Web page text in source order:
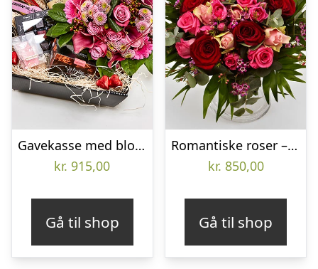
Gavekasse med blomstrende kærlighed – Send blomster med Bloomit
kr. 915,00
Gå til shop
Romantiske roser – Send blomster med Bloomit
kr. 850,00
Gå til shop